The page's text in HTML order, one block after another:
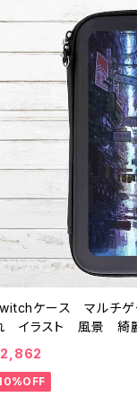
ケース マルチゲ
イラスト 風景
い かっこいい ノスタ
ース カバー 個性的
トレーター クリエイ